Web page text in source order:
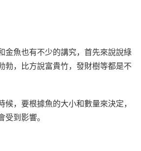
金魚也有不少的講究，首先來說說綠
勃，比方說富貴竹，發財樹等都是不
，要根據魚的大小和數量來決定，
到影響。